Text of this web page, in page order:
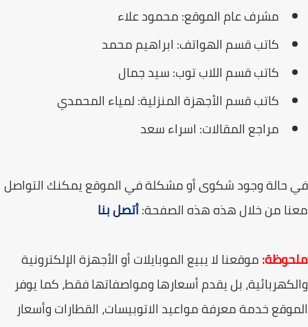
مشرف عام الموقع: محمود علاء
كاتب قسم الهواتف: ابراهيم محمد
كاتب قسم اللاب توب: سيد جمال
كاتب قسم الأجهزة المنزلية: لمياء المحمدي
مراجع المقالات: اسراء سعد
في حالة وجود شكوى أو مشكلة في الموقع يمكنك التواصل
معنا من خلال هذه هذه الصفحة:أتصل بنا
ملحوظة:موقعنا لا يبيع الموبايلات أو الأجهزة الإلكترونية
والكهربائية، بل يقدم أسعارها ومواصفاتها فقط، كما يوفر
الموقع خدمة معرفة مواعيد الاتوبيسات، القطارات وأسعار